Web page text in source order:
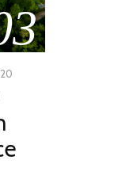
2025